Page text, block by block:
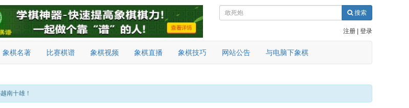
搜索
注册 登录
象棋名著 比赛棋谱 象棋视频 象棋直播 象棋技巧 网站公告 与电脑下象棋
南十雄！